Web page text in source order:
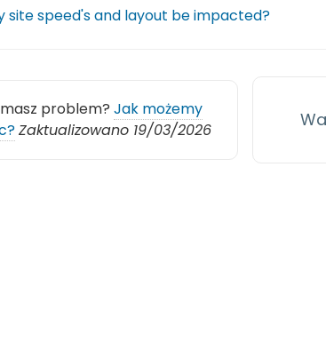
site speed's and layout be impacted?
problem? Jak możemy
Zaktualizowano 19/03/2026